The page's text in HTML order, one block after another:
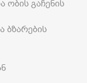
ობის გაჩენის
ბზარების